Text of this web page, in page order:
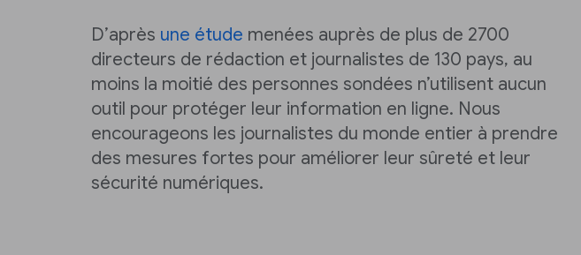
D’après une étude menées auprès de plus de 2700
directeurs de rédaction et journalistes de 130 pays, au
moins la moitié des personnes sondées n’utilisent aucun
outil pour protéger leur information en ligne. Nous
encourageons les journalistes du monde entier à prendre
des mesures fortes pour améliorer leur sûreté et leur
sécurité numériques.